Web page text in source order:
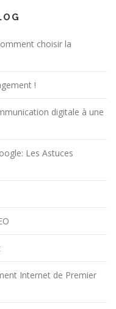
choisir la
!
digitale à une
Les Astuces
Internet de Premier